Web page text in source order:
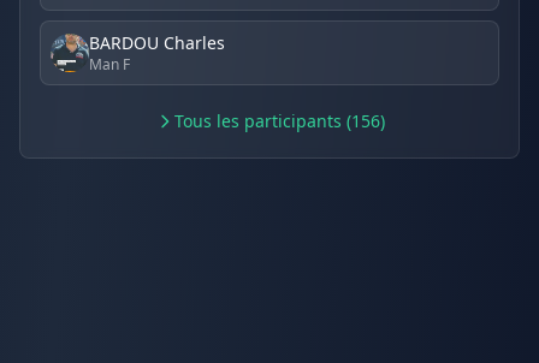
BARDOU Charles
Man F
Tous les participants (156)